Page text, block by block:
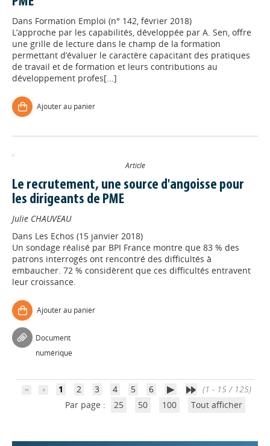
Dans Formation Emploi (n° 142, février 2018)
L’approche par les capabilités, développée par A. Sen, offre
une grille de lecture dans le champ de la formation
permettant d’évaluer le caractère capacitant des pratiques
de travail et de formation et leurs contributions au
développement profes[...]
Ajouter au panier
Article
Le recrutement, une source d'angoisse pour
les dirigeants de PME
Julie CHAUVEAU
Dans Les Echos (15 janvier 2018)
Un sondage réalisé par BPI France montre que 83 % des
patrons interrogés ont rencontré des difficultés à
embaucher. 72 % considèrent que ces difficultés entravent
leur croissance.
Ajouter au panier
Document
numérique
1 2 3 4 5 6
(1 - 15 / 125)
Par page :
25 50 100 Tout afficher
Déposer une actu !
déconnecter)